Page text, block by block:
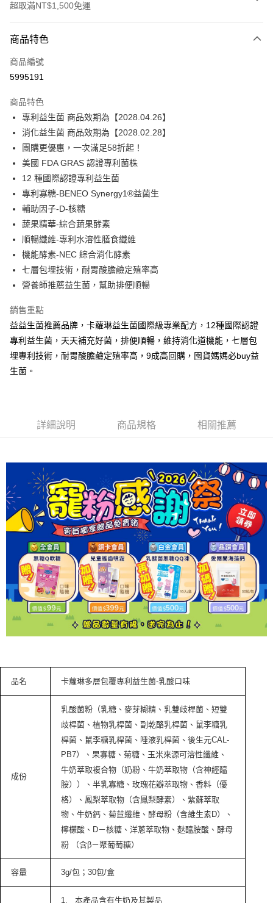
超取滿NT$1,500免運
信用卡一次付款
超商取貨付款
Apple Pay
街口支付
Google Pay
ATM付款
運送方式
每筆NT$120
7-11取貨付款
每筆NT$60，滿NT$1,500(含以上)免運費
宅配
每筆NT$80，滿NT$1,500(含以上)免運費
每筆NT$100，滿NT$1,500(含以上)免運費
商品特色
商品編號
5995191
商品特色
專利益生菌 商品效期為【2028.04.26】
消化益生菌 商品效期為【2028.02.28】
團購更優惠，一次滿足58折起！
美國 FDA GRAS 認證專利菌株
12 種國際認證專利益生菌
專利寡糖-BENEO Synergy1®益菌生
輔助因子-D-核糖
蔬果精華-綜合蔬果酵素
順暢纖維-專利水溶性膳食纖維
機能酵素-NEC 綜合消化酵素
七層包埋技術，耐胃酸膽鹼定殖率高
營養師推薦益生菌，幫助排便順暢
銷售重點
益益生菌推薦品牌，卡蘿琳益生菌國際級專業配方，12種國際認證
專利益生菌，天天補充好菌，排便順暢，維持消化道機能，七層包
埋專利技術，耐胃酸膽鹼定殖率高，9成高回購，囤貨媽媽必buy益
生菌。
詳細說明 商品規格 相關推薦
品名 卡蘿琳多層包覆專利益生菌-乳酸口味
成份
乳酸菌粉（乳糖、麥芽糊精、乳雙歧桿菌、短雙
歧桿菌、植物乳桿菌、副乾酪乳桿菌、鼠李糖乳
桿菌、鼠李糖乳桿菌、唾液乳桿菌、後生元CAL-
PB7）、果寡糖、菊糖、玉米來源可溶性纖維、
牛奶萃取複合物（奶粉、牛奶萃取物（含神經醯
胺））、半乳寡糖、玫瑰花瓣萃取物、香料（優
格）、鳳梨萃取物（含鳳梨酵素）、紫蘇萃取
物、牛奶鈣、菊苣纖維、酵母粉（含維生素D）、
檸檬酸、D－核糖、洋蔥萃取物、麩醯胺酸、酵母
粉 （含β－聚葡萄糖）
容量 3g/包；30包/盒
1. 本產品含有牛奶及其製品